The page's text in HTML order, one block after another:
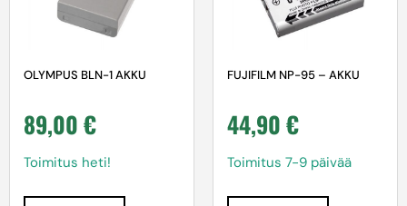
OLYMPUS BLN-1 AKKU
89,00€
Toimitus heti!
FUJIFILM NP-95 – AKKU
44,90€
Toimitus 7-9 päivää